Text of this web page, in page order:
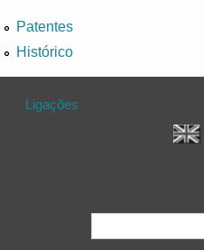
Patentes
Histórico
Ligações
Formulário de procura